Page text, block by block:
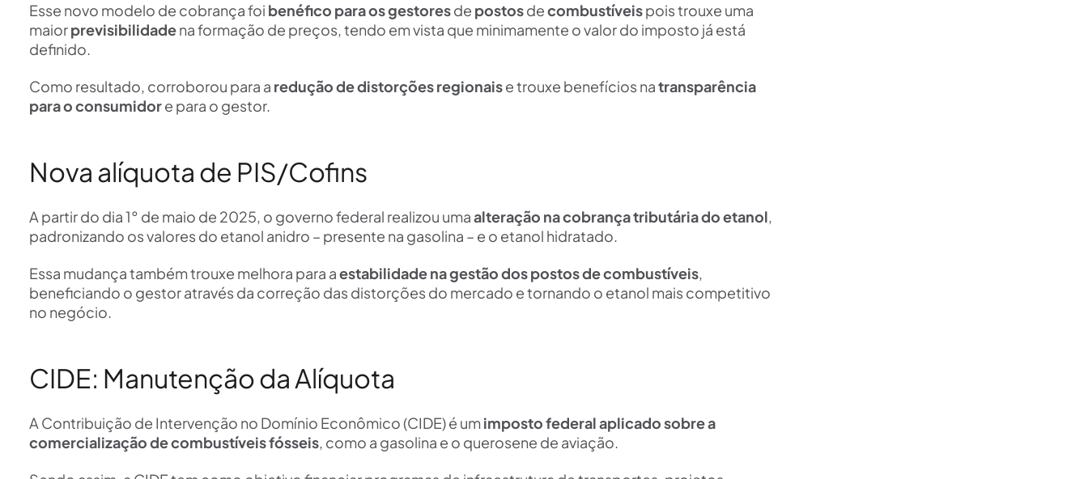
Esse novo modelo de cobrança foi benéfico para os gestoresde postosdecombustíveispois trouxe uma
maiorprevisibilidadena formação de preços, tendo em vista que minimamente o valor do imposto já está
definido.
Como resultado, corroborou para a redução de distorções regionaise trouxe benefícios natransparência
para o consumidore para o gestor.
Nova alíquota de PIS/Cofins
A partir do dia 1° de maio de 2025, o governo federal realizou umaalteração na cobrança tributária do etanol,
padronizando os valores do etanol anidro – presente na gasolina – e o etanol hidratado.
Essa mudança também trouxe melhora para aestabilidade na gestão dos postos de combustíveis,
beneficiando o gestor através da correção das distorções do mercado e tornando o etanol mais competitivo
no negócio.
CIDE: Manutenção da Alíquota
A Contribuição de Intervenção no Domínio Econômico (CIDE) é umimposto federal aplicado sobre a
comercialização de combustíveis fósseis, como a gasolina e o querosene de aviação.